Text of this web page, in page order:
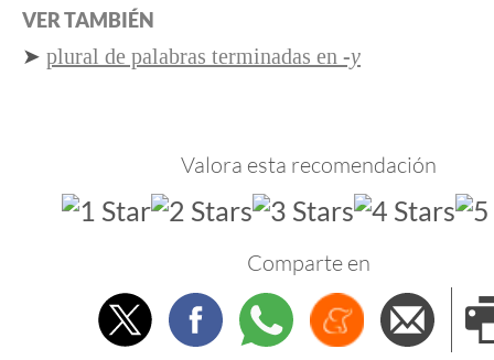
VER TAMBIÉN
➤ plural de palabras terminadas en -y
Valora esta recomendación
Comparte en
TwitterFacebookWhatsappMenéame